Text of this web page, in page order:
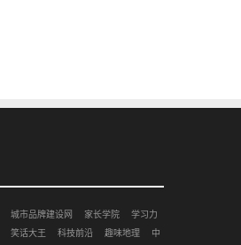
城市品牌建设网 家长学院
学习力
笑话大王 科技前沿 趣味地理 中